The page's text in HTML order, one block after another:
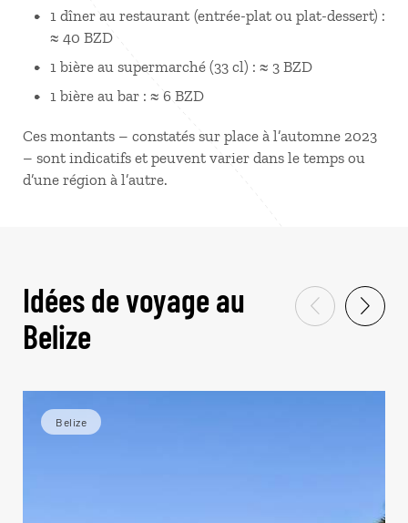
1 dîner au restaurant (entrée-plat ou plat-dessert) :
≈ 40 BZD
1 bière au supermarché (33 cl) : ≈ 3 BZD
1 bière au bar : ≈ 6 BZD
Ces montants – constatés sur place à l’automne 2023
– sont indicatifs et peuvent varier dans le temps ou
d’une région à l’autre.
Idées de voyage au
Belize
Belize